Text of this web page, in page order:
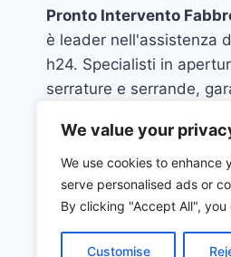
We value your
We use cookies to enhance
serve personalised ads or
By clicking "Accept All",
Customise
Pronto Intervento
è leader nell'assistenza
h24. Specialisti in
serrature e serrande,
trasparenti in tutta la
tua sicurezza è la